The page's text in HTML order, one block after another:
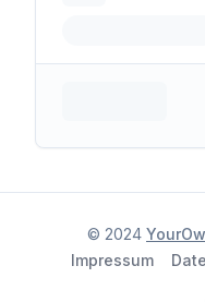
© 2024
Impressum